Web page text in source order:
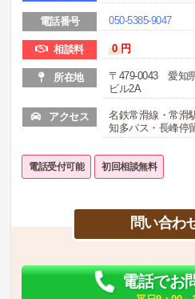
電話番号 050-5385-9047
相談料 0 円
所在地
〒479-0043 愛知
ビル2A
アクセス
名鉄常滑線・常滑
知多バス・長峰停
電話受付可能 初回相談無料
問い合わ
電話でお